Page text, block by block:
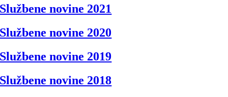
Službene novine 2021
Službene novine 2020
Službene novine 2019
Službene novine 2018